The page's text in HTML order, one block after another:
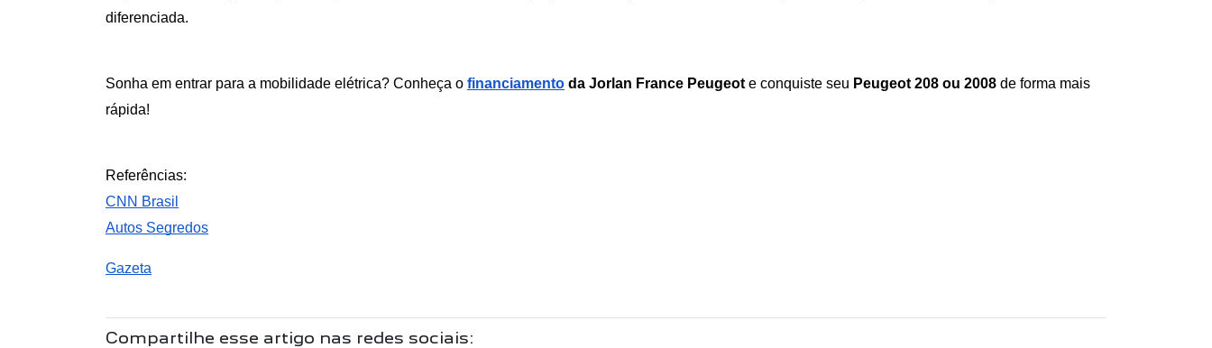
diferenciada.
Sonha em entrar para a mobilidade elétrica? Conheça o financiamento da Jorlan France Peugeot e conquiste seu Peugeot 208 ou 2008 de forma mais
rápida!
Referências:
CNN Brasil
Autos Segredos
Gazeta
Compartilhe esse artigo nas redes sociais: